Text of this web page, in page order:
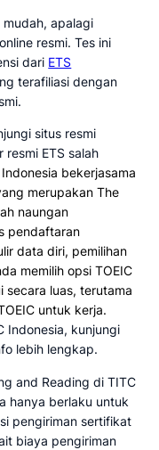
mudah, apalagi
resmi. Tes ini
dari ETS
terafiliasi dengan
situs resmi
ETS salah
bekerjasama
merupakan The
naungan
pendaftaran
data diri, pemilihan
memilih opsi TOEIC
secara luas, terutama
untuk kerja.
Indonesia, kunjungi
lebih lengkap.
and Reading di TITC
hanya berlaku untuk
pengiriman sertifikat
biaya pengiriman